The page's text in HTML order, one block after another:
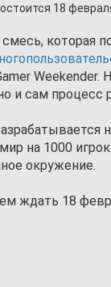
которая
и сам
на 1000
окружение.
ждать 18